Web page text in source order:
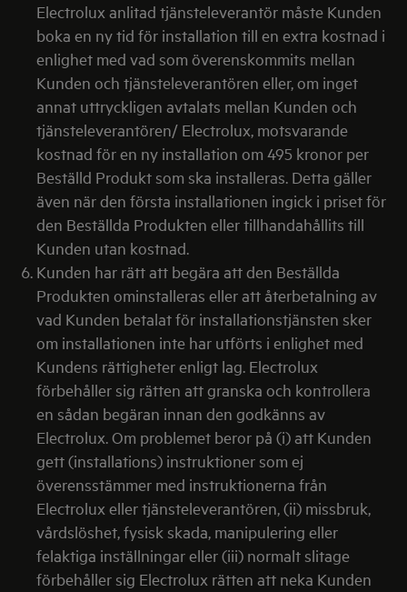
Electrolux anlitad tjänsteleverantör måste Kunden
boka en ny tid för installation till en extra kostnad i
enlighet med vad som överenskommits mellan
Kunden och tjänsteleverantören eller, om inget
annat uttryckligen avtalats mellan Kunden och
tjänsteleverantören/ Electrolux, motsvarande
kostnad för en ny installation om 495 kronor per
Beställd Produkt som ska installeras. Detta gäller
även när den första installationen ingick i priset för
den Beställda Produkten eller tillhandahållits till
Kunden utan kostnad.
Kunden har rätt att begära att den Beställda
Produkten ominstalleras eller att återbetalning av
vad Kunden betalat för installationstjänsten sker
om installationen inte har utförts i enlighet med
Kundens rättigheter enligt lag. Electrolux
förbehåller sig rätten att granska och kontrollera
en sådan begäran innan den godkänns av
Electrolux. Om problemet beror på (i) att Kunden
gett (installations) instruktioner som ej
överensstämmer med instruktionerna från
Electrolux eller tjänsteleverantören, (ii) missbruk,
vårdslöshet, fysisk skada, manipulering eller
felaktiga inställningar eller (iii) normalt slitage
förbehåller sig Electrolux rätten att neka Kunden